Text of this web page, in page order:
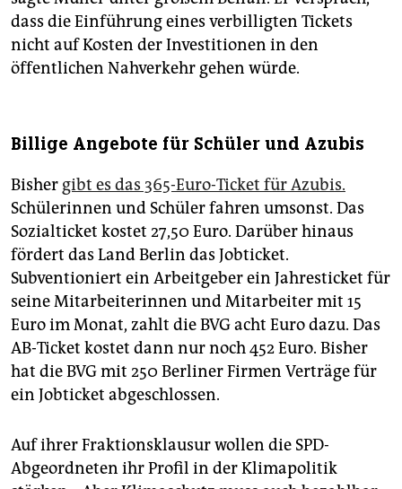
dass die Einführung eines verbilligten Tickets
nicht auf Kosten der Investitionen in den
öffentlichen Nahverkehr gehen würde.
Billige Angebote für Schüler und Azubis
Bisher gibt es das 365-Euro-Ticket für Azubis.
Schülerinnen und Schüler fahren umsonst. Das
Sozialticket kostet 27,50 Euro. Darüber hinaus
fördert das Land Berlin das Jobticket.
Subventioniert ein Arbeitgeber ein Jahresticket für
seine Mitarbeiterinnen und Mitarbeiter mit 15
Euro im Monat, zahlt die BVG acht Euro dazu. Das
AB-Ticket kostet dann nur noch 452 Euro. Bisher
hat die BVG mit 250 Berliner Firmen Verträge für
ein Jobticket abgeschlossen.
Auf ihrer Fraktionsklausur wollen die SPD-
Abgeordneten ihr Profil in der Klimapolitik